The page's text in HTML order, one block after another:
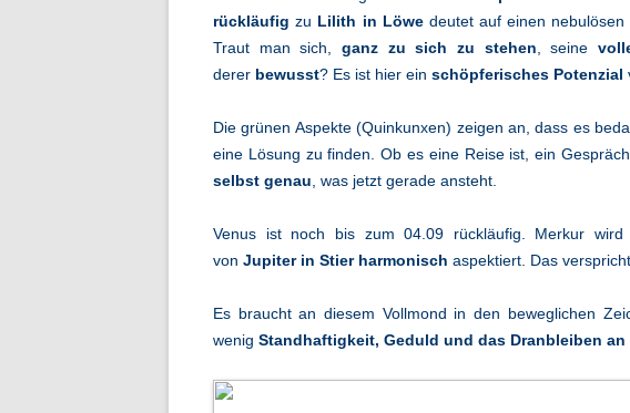
rückläufig zu Lilith in Löwedeutet auf einen nebulösen
Traut man sich, ganz zu sich zu stehen , seine
derer bewusst? Es ist hier ein schöpferisches Potenzial
Die grünen Aspekte (Quinkunxen) zeigen an, dass es
eine Lösung zu finden. Ob es eine Reise ist, ein
selbst genau , was jetzt gerade ansteht.
Venus ist noch bis zum 04.09 rückläufig. Merkur
von Jupiter in Stier harmonisch aspektiert. Das
Es braucht an diesem Vollmond in den beweglichen
wenig Standhaftigkeit, Geduld und das Dranbleiben an